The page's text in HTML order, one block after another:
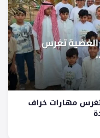
مهارات خراف